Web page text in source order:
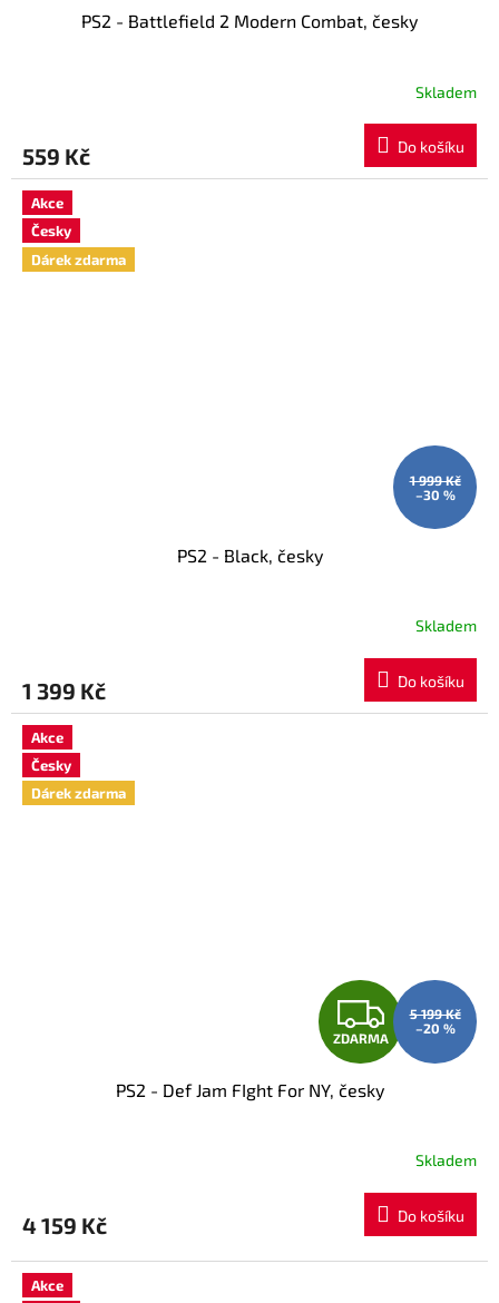
PS2 - Battlefield 2 Modern Combat, česky
Skladem
559 Kč Do košíku
Akce
Česky
Dárek zdarma
1 999 Kč
–30 %
PS2 - Black, česky
Skladem
1 399 Kč Do košíku
Akce
Česky
Dárek zdarma
Z
D
A
M
A
ZDARMA
5 199 Kč
–20 %
PS2 - Def Jam FIght For NY, česky
Skladem
4 159 Kč Do košíku
Akce